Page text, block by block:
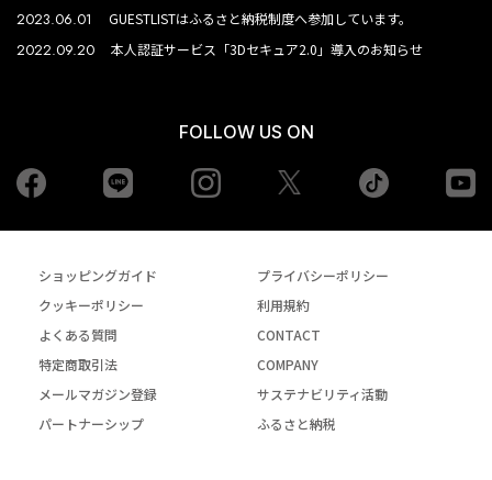
2023.06.01 GUESTLISTはふるさと納税制度へ参加しています。
2022.09.20 本人認証サービス「3Dセキュア2.0」導入のお知らせ
FOLLOW US ON
Facebook Instagram tiktok
ショッピングガイド
プライバシーポリシー
クッキーポリシー
利用規約
よくある質問
CONTACT
特定商取引法
COMPANY
メールマガジン登録
サステナビリティ活動
パートナーシップ
ふるさと納税